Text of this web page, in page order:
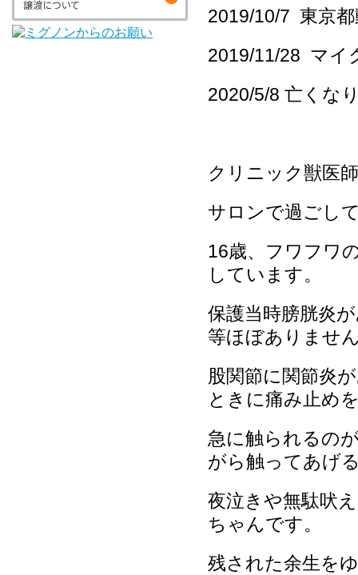
2019/10/7 東京
2019/11/28 マイ
2020/5/8 亡くな
クリニック獣医
サロンで過ごし
16歳、フワフワ
しています。
保護当時膀胱炎
等ほぼありませ
股関節に関節炎
ときに痛み止め
急に触られるの
がら触ってあげ
夜泣きや無駄吠
ちゃんです。
残された余生を